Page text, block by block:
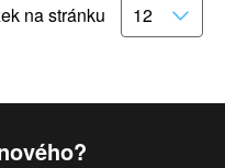
na stránku